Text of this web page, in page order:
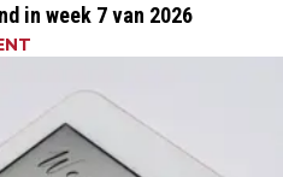
in week 7 van 2026